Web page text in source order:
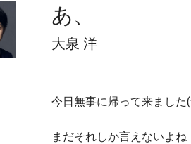
あ、
大泉 洋
今日無事に帰って来ました
まだそれしか言えないよね